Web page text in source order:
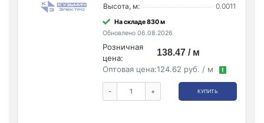
Высота, м:
0.0011
На складе 830 м
Обновлено 06.08.2026
Розничная
цена:
138.47 / м
Оптовая цена:124.62 руб. / м !
- + КУПИТЬ